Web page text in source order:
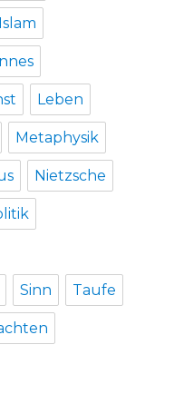
Islam
Leben
Metaphysik
Nietzsche
Sinn Taufe